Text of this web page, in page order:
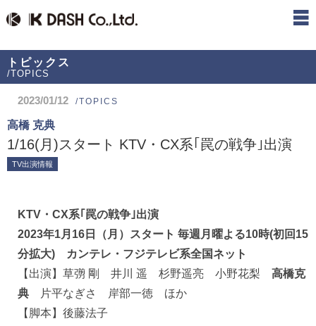
トピックス
/TOPICS
2023/01/12 /TOPICS
高橋 克典
1/16(月)スタート KTV・CX系｢罠の戦争｣出演
TV出演情報
KTV・CX系｢罠の戦争｣出演
2023年1月16日（月）スタート 毎週月曜よる10時(初回15
分拡大) カンテレ・フジテレビ系全国ネット
【出演】草彅 剛 井川 遥 杉野遥亮 小野花梨 高橋克
典 片平なぎさ 岸部一徳 ほか
【脚本】後藤法子